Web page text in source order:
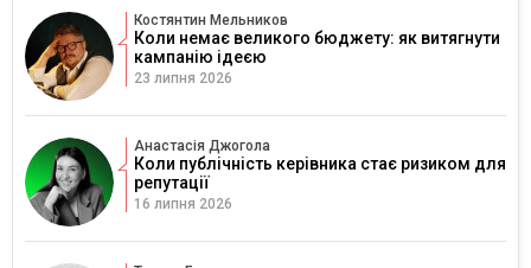
Костянтин Мельников
Коли немає великого бюджету: як витягнути
кампанію ідеєю
23 липня 2026
Анастасія Джогола
Коли публічність керівника стає ризиком для
репутації
16 липня 2026